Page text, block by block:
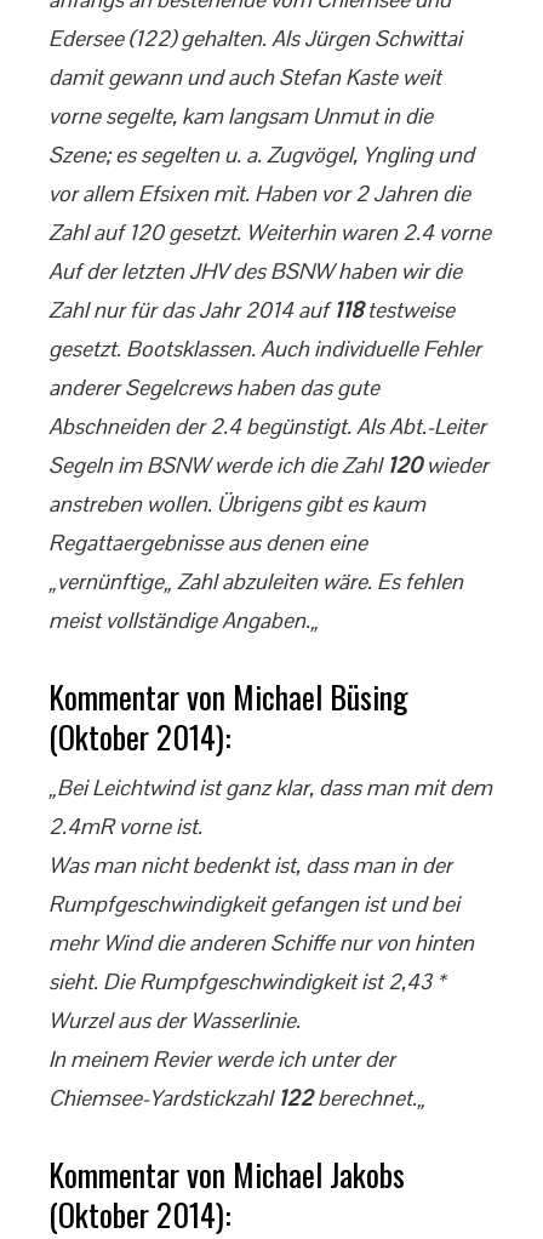
Edersee (122) gehalten. Als Jürgen Schwittai
damit gewann und auch Stefan Kaste weit
vorne segelte, kam langsam Unmut in die
Szene; es segelten u. a. Zugvögel, Yngling und
vor allem Efsixen mit. Haben vor 2 Jahren die
Zahl auf 120 gesetzt. Weiterhin waren 2.4 vorne
Auf der letzten JHV des BSNW haben wir die
Zahl nur für das Jahr 2014 auf118testweise
gesetzt. Bootsklassen. Auch individuelle Fehler
anderer Segelcrews haben das gute
Abschneiden der 2.4 begünstigt. Als Abt.-Leiter
Segeln im BSNW werde ich die Zahl 120wieder
anstreben wollen. Übrigens gibt es kaum
Regattaergebnisse aus denen eine
„vernünftige„ Zahl abzuleiten wäre. Es fehlen
meist vollständige Angaben.„
Kommentar von Michael Büsing
(Oktober 2014):
„Bei Leichtwind ist ganz klar, dass man mit dem
2.4mR vorne ist.
Was man nicht bedenkt ist, dass man in der
Rumpfgeschwindigkeit gefangen ist und bei
mehr Wind die anderen Schiffe nur von hinten
sieht. Die Rumpfgeschwindigkeit ist 2,43 *
Wurzel aus der Wasserlinie.
In meinem Revier werde ich unter der
Chiemsee-Yardstickzahl 122berechnet.„
Kommentar von Michael Jakobs
(Oktober 2014):